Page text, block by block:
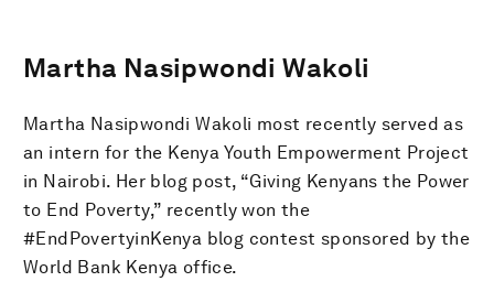
Martha Nasipwondi Wakoli
Martha Nasipwondi Wakoli most recently served as
an intern for the Kenya Youth Empowerment Project
in Nairobi. Her blog post, “Giving Kenyans the Power
to End Poverty,” recently won the
#EndPovertyinKenya blog contest sponsored by the
World Bank Kenya office.